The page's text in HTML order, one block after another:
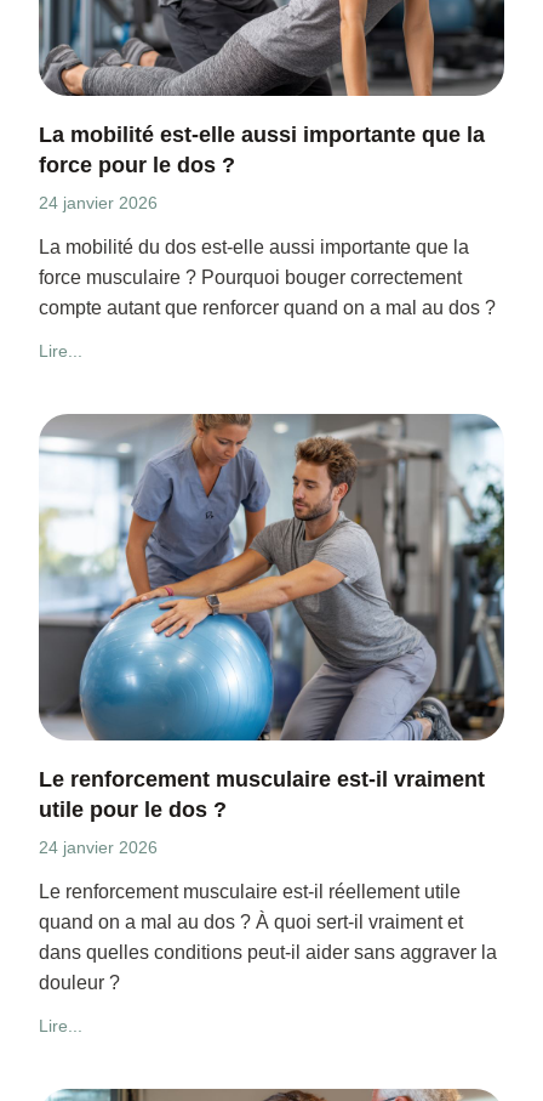
La mobilité est-elle aussi importante que la
force pour le dos ?
24 janvier 2026
La mobilité du dos est-elle aussi importante que la
force musculaire ? Pourquoi bouger correctement
compte autant que renforcer quand on a mal au dos ?
Lire...
Le renforcement musculaire est-il vraiment
utile pour le dos ?
24 janvier 2026
Le renforcement musculaire est-il réellement utile
quand on a mal au dos ? À quoi sert-il vraiment et
dans quelles conditions peut-il aider sans aggraver la
douleur ?
Lire...